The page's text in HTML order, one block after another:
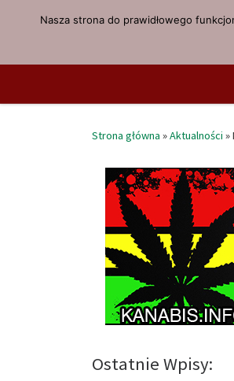
Przejdź do treści
Strona główna »Aktualności »
Ostatnie Wpisy:
Nasza strona do prawidłowego